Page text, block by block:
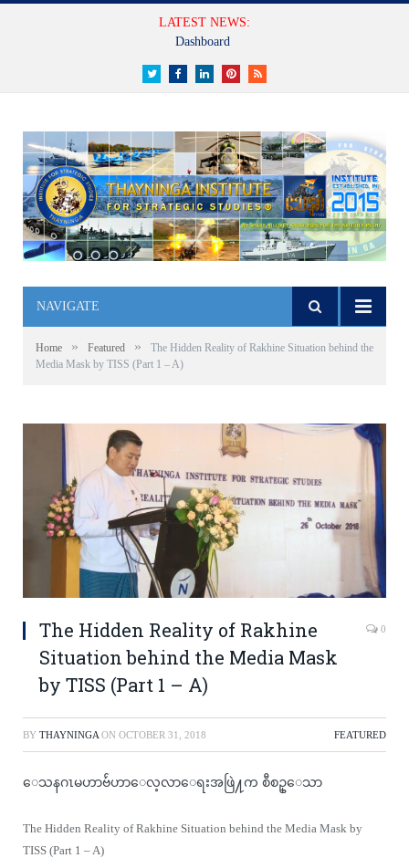
LATEST NEWS:
Dashboard
TwitterFacebookLinkedInPinterestRSS
NAVIGATE
Home » Featured »
The Hidden Reality of Rakhine Situation behind the
Media Mask by TISS (Part 1 – A)
The Hidden Reality of Rakhine
Situation behind the Media Mask
by TISS (Part 1 – A)
0
BY THAYNINGA ON OCTOBER 31, 2018 FEATURED
ေသနဂၤမဟာဗ်ဴဟာေလ့လာေရးအဖြဲ႔က စီစဥ္ေသာ
The Hidden Reality of Rakhine Situation behind the Media Mask by
TISS (Part 1 – A)